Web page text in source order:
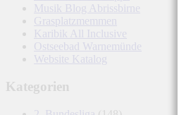
Musik Blog Abrissbirne
Grasplatzmemmen
Karibik All Inclusive
Ostseebad Warnemünde
Website Katalog
Kategorien